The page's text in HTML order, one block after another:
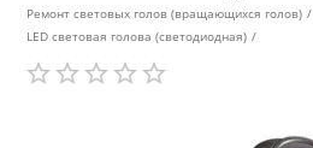
Ремонт световых голов (вращающихся голов) /
LED световая голова (светодиодная) /